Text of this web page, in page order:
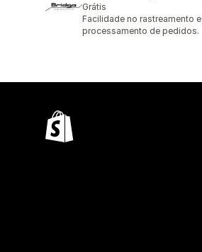
Grátis
Facilidade no rastreamento e
processamento de pedidos.